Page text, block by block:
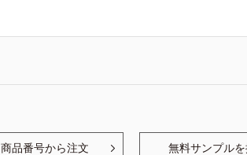
商品番号から注文 無料サンプル